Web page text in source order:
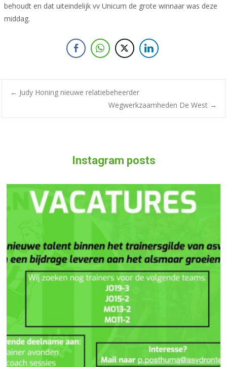
behoudt en dat uiteindelijk vv Unicum de grote winnaar was deze
middag.
Bericht
← Judy Honing nieuwe relatiebeheerder
Wegwerkzaamheden De West →
Instagram posts